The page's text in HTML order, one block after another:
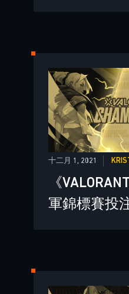
十二月 1, 2021
《
軍錦標賽投